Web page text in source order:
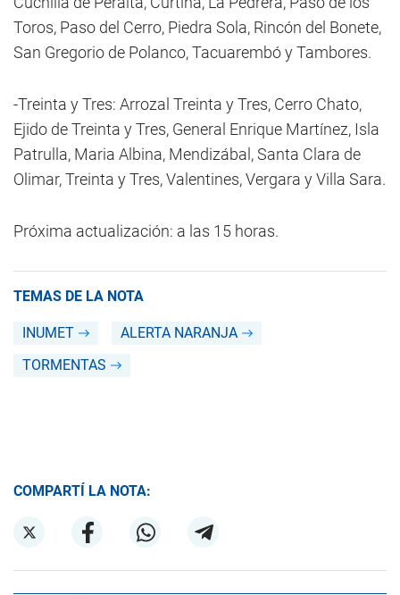
Toros, Paso del Cerro, Piedra Sola, Rincón del Bonete,
San Gregorio de Polanco, Tacuarembó y Tambores.
-Treinta y Tres: Arrozal Treinta y Tres, Cerro Chato,
Ejido de Treinta y Tres, General Enrique Martínez, Isla
Patrulla, Maria Albina, Mendizábal, Santa Clara de
Olimar, Treinta y Tres, Valentines, Vergara y Villa Sara.
Próxima actualización: a las 15 horas.
TEMAS DE LA NOTA
INUMET
ALERTA NARANJA
TORMENTAS
COMPARTÍ LA NOTA: